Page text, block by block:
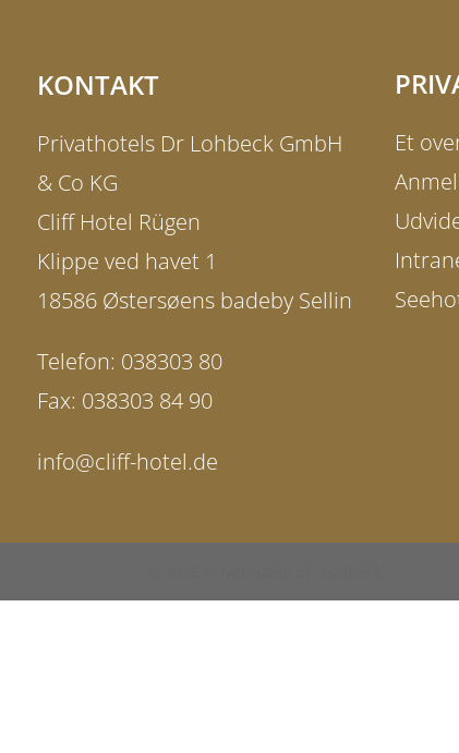
KONTAKT
Privathotels Dr Lohbeck GmbH
& Co KG
Cliff Hotel Rügen
Klippe ved havet 1
18586 Østersøens badeby Sellin
Telefon: 038303 80
Fax: 038303 84 90
info@cliff-hotel.de
Et